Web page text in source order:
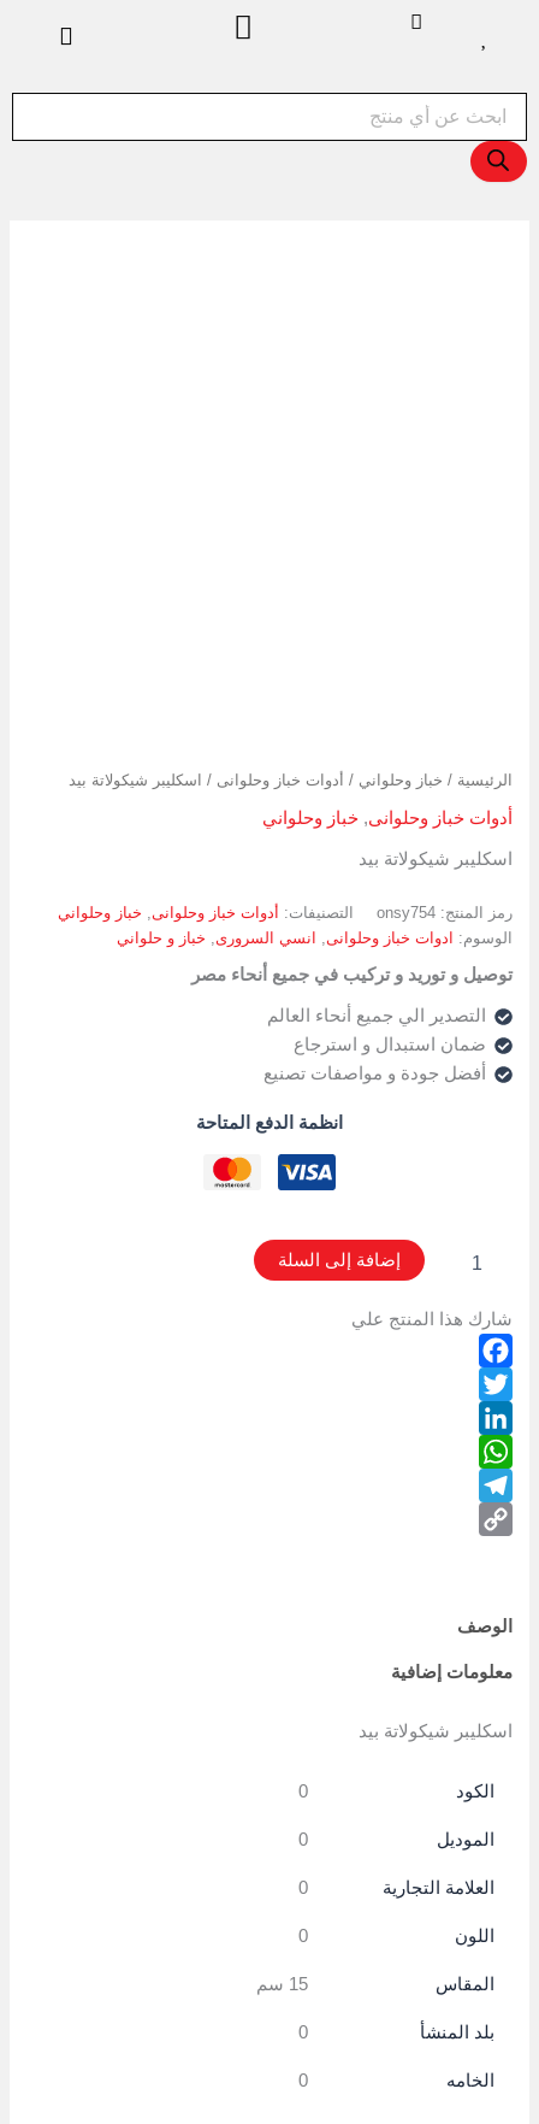
search
الرئيسية / خباز وحلواني / أدوات خباز وحلوانى / اسكليبر شيكولاتة بيد
أدوات خباز وحلوانى,خباز وحلواني
اسكليبر شيكولاتة بيد
رمز المنتج:onsy754 التصنيفات: أدوات خباز وحلوانى, خباز وحلواني
الوسوم:
ادوات خباز وحلوانى, انسي السرورى, خباز و حلواني
توصيل و توريد و تركيب في جميع أنحاء مصر
التصدير الي جميع أنحاء العالم
ضمان استبدال و استرجاع
أفضل جودة و مواصفات تصنيع
انظمة الدفع المتاحة
إضافة إلى السلة
شارك هذا المنتج علي
Facebook
Twitter
LinkedIn
WhatsApp
Telegram
الوصف
معلومات إضافية
اسكليبر شيكولاتة بيد
الكود 0
الموديل 0
العلامة التجارية 0
اللون 0
المقاس 15 سم
بلد المنشأ 0
الخامه 0